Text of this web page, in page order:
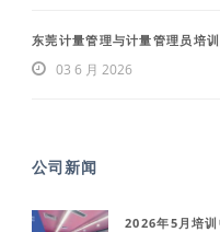
东莞计量管理与计量管理员培
03 6 月 2026
公司新闻
2026年5月培